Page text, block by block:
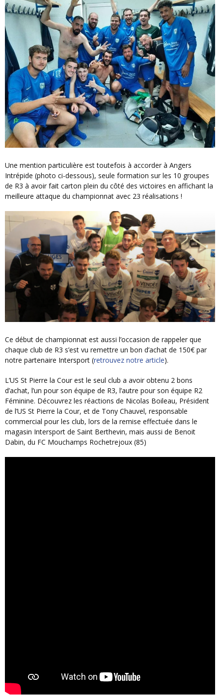
Une mention particulière est toutefois à accorder à Angers
Intrépide (photo ci-dessous), seule formation sur les 10 groupes
de R3 à avoir fait carton plein du côté des victoires en affichant la
meilleure attaque du championnat avec 23 réalisations !
Ce début de championnat est aussi l’occasion de rappeler que
chaque club de R3 s’est vu remettre un bon d’achat de 150€ par
notre partenaire Intersport (retrouvez notre article).
L’US St Pierre la Cour est le seul club a avoir obtenu 2 bons
d’achat, l’un pour son équipe de R3, l’autre pour son équipe R2
Féminine. Découvrez les réactions de Nicolas Boileau, Président
de l’US St Pierre la Cour, et de Tony Chauvel, responsable
commercial pour les club, lors de la remise effectuée dans le
magasin Intersport de Saint Berthevin, mais aussi de Benoit
Dabin, du FC Mouchamps Rochetrejoux (85)